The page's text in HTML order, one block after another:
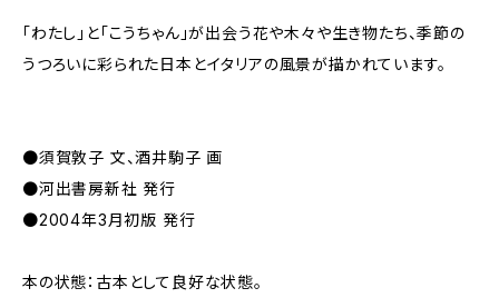
「わたし」と「こうちゃん」が出会う花や木々や生き物たち、季節の
うつろいに彩られた日本とイタリアの風景が描かれています。
●須賀敦子 文、酒井駒子 画
●河出書房新社 発行
●2004年3月初版 発行
本の状態：古本として良好な状態。